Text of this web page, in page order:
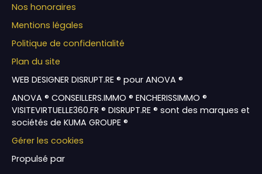
Nos honoraires
Mentions légales
Politique de confidentialité
Plan du site
WEB DESIGNER DISRUPT.RE ® pour ANOVA ®
ANOVA ® CONSEILLERS.IMMO ® ENCHERISSIMMO ®
VISITEVIRTUELLE360.FR ® DISRUPT.RE ® sont des marques et
sociétés de KUMA GROUPE ®
Gérer les cookies
Propulsé par